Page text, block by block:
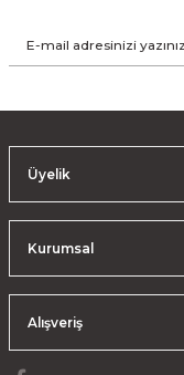
Üyelik
Kurumsal
Alışveriş